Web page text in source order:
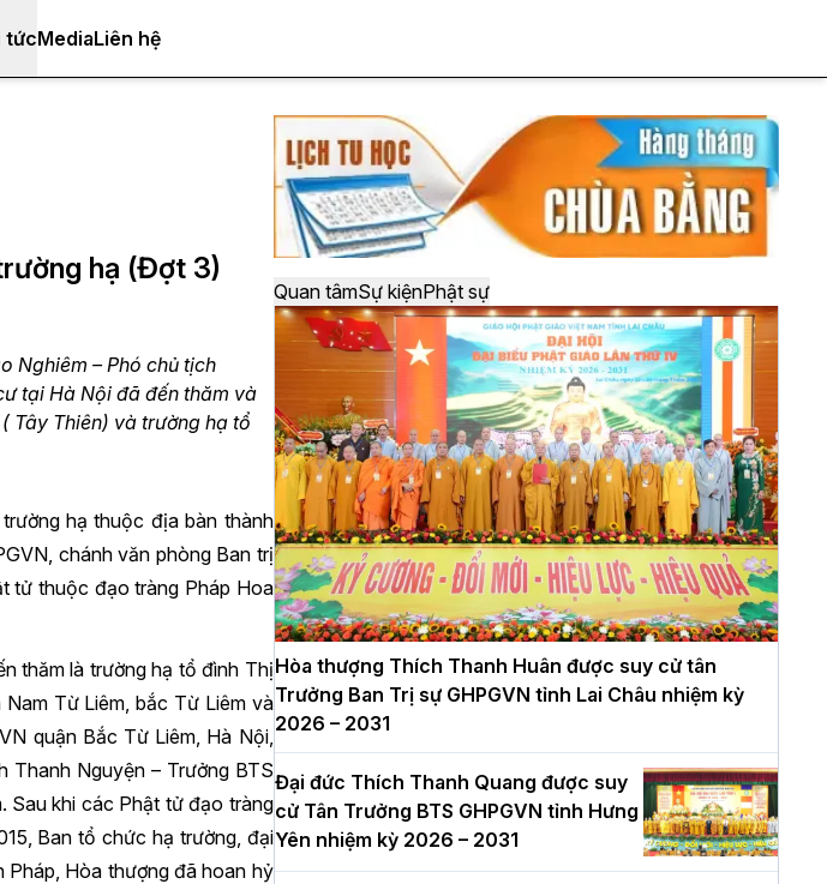
tứcMediaLiên hệ
hạ (Đợt 3)
Nghiêm – Phó chủ tịch
tại Hà Nội đã đến thăm và
Tây Thiên) và trường hạ tổ
hạ thuộc địa bàn thành
chánh văn phòng Ban trị
tử thuộc đạo tràng Pháp Hoa
thăm là trường hạ tổ đình Thị
Từ Liêm, bắc Từ Liêm và
quận Bắc Từ Liêm, Hà Nội,
Thanh Nguyện – Trưởng BTS
Sau khi các Phật tử đạo tràng
Ban tổ chức hạ trường, đại
Pháp, Hòa thượng đã hoan hỷ
Quan tâmSự kiệnPhật sự
Hòa thượng Thích Thanh Huân được suy cử tân
Trưởng Ban Trị sự GHPGVN tỉnh Lai Châu nhiệm kỳ
2026 – 2031
Đại đức Thích Thanh Quang được suy
cử Tân Trưởng BTS GHPGVN tỉnh Hưng
Yên nhiệm kỳ 2026 – 2031